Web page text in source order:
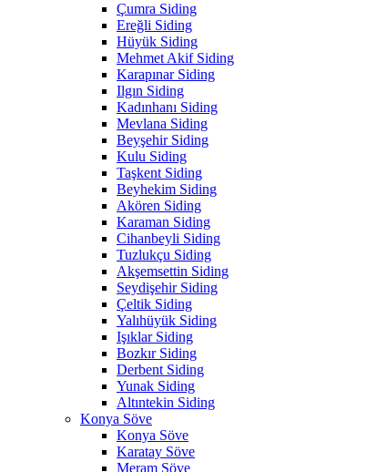
Çumra Siding
Ereğli Siding
Hüyük Siding
Mehmet Akif Siding
Karapınar Siding
Ilgın Siding
Kadınhanı Siding
Mevlana Siding
Beyşehir Siding
Kulu Siding
Taşkent Siding
Beyhekim Siding
Akören Siding
Karaman Siding
Cihanbeyli Siding
Tuzlukçu Siding
Akşemsettin Siding
Seydişehir Siding
Çeltik Siding
Yalıhüyük Siding
Işıklar Siding
Bozkır Siding
Derbent Siding
Yunak Siding
Altıntekin Siding
Konya Söve
Konya Söve
Karatay Söve
Meram Söve